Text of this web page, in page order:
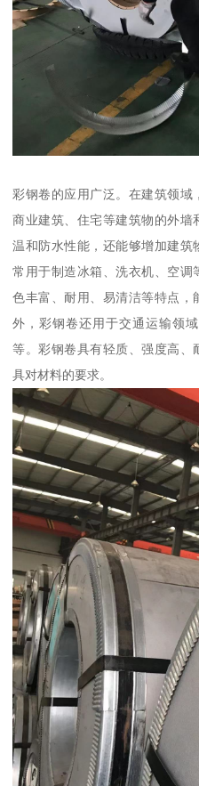
彩钢卷的应用广泛。在建筑领域
商业建筑、住宅等建筑物的外墙
温和防水性能，还能够增加建筑
常用于制造冰箱、洗衣机、空
色丰富、耐用、易清洁等特点
外，彩钢卷还用于交通运输领
等。彩钢卷具有轻质、强度高、
具对材料的要求。